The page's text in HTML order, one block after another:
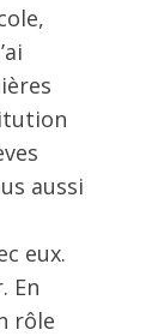
aussi
eux.
En
rôle